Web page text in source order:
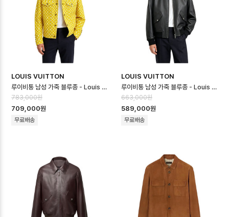
LOUIS VUITTON
루이비통 남성 가죽 블루종 - Louis vuitton Mens Leather Blouso…
783,000원
709,000원
무료배송
LOUIS VUITTON
루이비통 남성 가죽 블루종 - Louis vuitton Mens Leather Blouso…
663,000원
589,000원
무료배송